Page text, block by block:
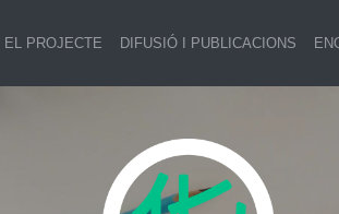
EL PROJECTE DIFUSIÓ I PUBLICACIONS